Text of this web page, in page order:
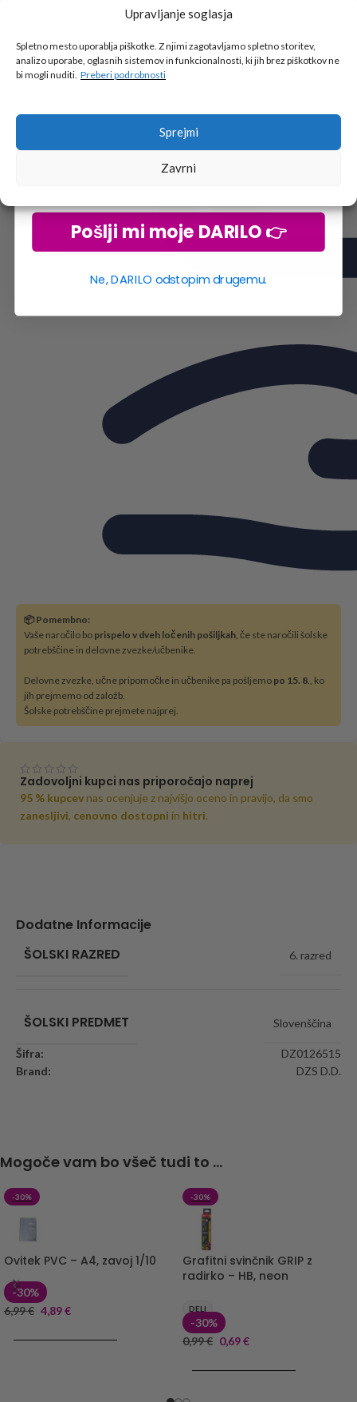
Upravljanje soglasja
Spletno mesto uporablja piškotke. Z njimi zagotavljamo spletno storitev,
analizo uporabe, oglasnih sistemov in funkcionalnosti, ki jih brez piškotkov ne
bi mogli nuditi. Preberi podrobnosti
Sprejmi
Zavrni
📦 Pomembno:
Vaše naročilo bo prispelo v dveh ločenih pošiljkah , če ste naročili šolske
potrebščine in delovne zvezke/učbenike.
Delovne zvezke, učne pripomočke in učbenike pa pošljemo po 15. 8 ., ko
jih prejmemo od založb.
Šolske potrebščine prejmete najprej.
Zadovoljni kupci nas priporočajo naprej
95 % kupcev nas ocenjuje z najvišjo oceno in pravijo, da smo
zanesljivi, cenovno dostopni in hitri.
Dodatne Informacije
ŠOLSKI RAZRED
6. razred
ŠOLSKI PREDMET Slovenščina
Šifra:
DZ0126515
Brand:
DZS D.D.
Mogoče vam bo všeč tudi to ...
-30%
Ovitek PVC – A4, zavoj 1/10
-30%
6,99€ 4,89€
-30%
Grafitni svinčnik GRIP z
radirko – HB, neon
DELI
-30%
0,99€ 0,69€
Tukaj je!
🎁 DARILO
Vpiši podatke za prejem darila
Pošlji mi moje DARILO 👉
Ne, DARILO odstopim drugemu.